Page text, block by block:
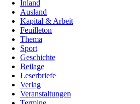
Inland
Ausland
Kapital & Arbeit
Feuilleton
Thema
Sport
Geschichte
Beilage
Leserbriefe
Verlag
Veranstaltungen